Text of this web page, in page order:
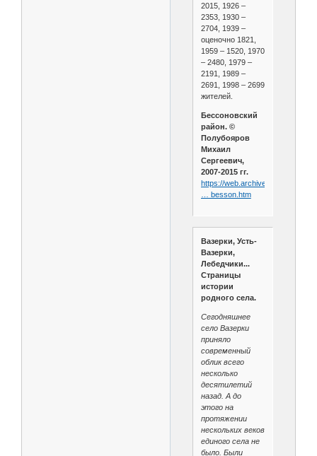
2015, 1926 –
2353, 1930 –
2704, 1939 –
оценочно 1821,
1959 – 1520, 1970
– 2480, 1979 –
2191, 1989 –
2691, 1998 – 2699
жителей.
Бессоновский
район. ©
Полубояров
Михаил
Сергеевич,
2007-2015 гг.
https://web.archive.org/web/
… besson.htm
Вазерки, Усть-
Вазерки,
Лебедчики...
Страницы
истории
родного села.
Сегодняшнее
село Вазерки
приняло
современный
облик всего
несколько
десятилетий
назад. А до
этого на
протяжении
нескольких веков
единого села не
было. Были